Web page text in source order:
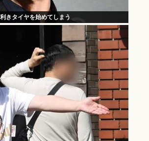
きタイヤを始めてしまう